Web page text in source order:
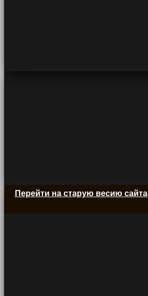
Перейти на старую весию сайта